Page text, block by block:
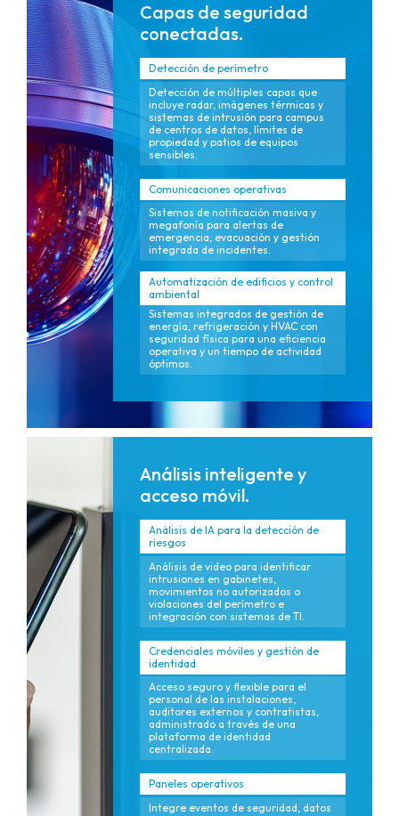
Capas de seguridad
conectadas.
Detección de perímetro
Detección de múltiples capas que
incluye radar, imágenes térmicas y
sistemas de intrusión para campus
de centros de datos, límites de
propiedad y patios de equipos
sensibles.
Comunicaciones operativas
Sistemas de notificación masiva y
megafonía para alertas de
emergencia, evacuación y gestión
integrada de incidentes.
Automatización de edificios y control
ambiental
Sistemas integrados de gestión de
energía, refrigeración y HVAC con
seguridad física para una eficiencia
operativa y un tiempo de actividad
óptimos.
Análisis inteligente y
acceso móvil.
Análisis de IA para la detección de
riesgos
Análisis de video para identificar
intrusiones en gabinetes,
movimientos no autorizados o
violaciones del perímetro e
integración con sistemas de TI.
Credenciales móviles y gestión de
identidad
Acceso seguro y flexible para el
personal de las instalaciones,
auditores externos y contratistas,
administrado a través de una
plataforma de identidad
centralizada.
Paneles operativos
Integre eventos de seguridad, datos